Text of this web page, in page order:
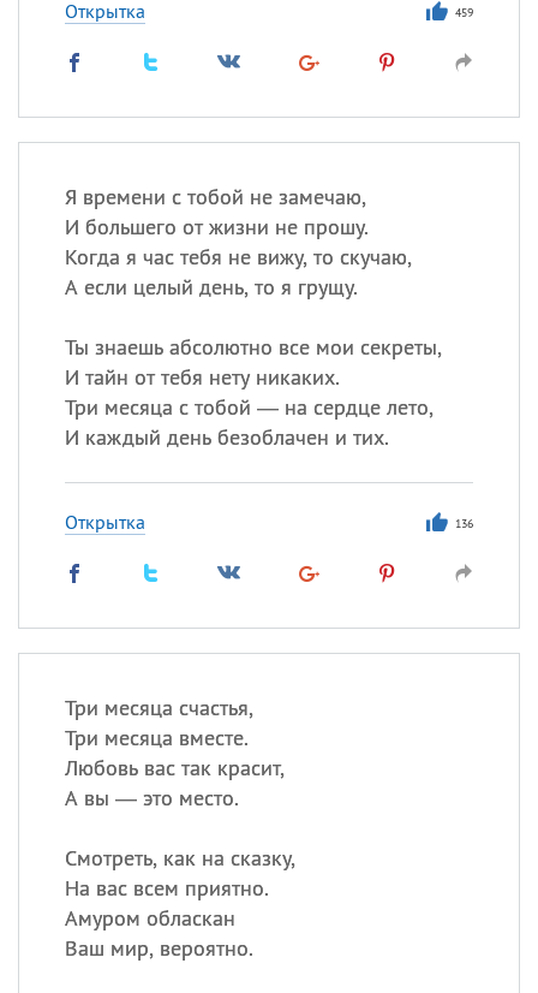
Открытка 459
Я времени с тобой не замечаю,
И большего от жизни не прошу.
Когда я час тебя не вижу, то скучаю,
А если целый день, то я грущу.
Ты знаешь абсолютно все мои секреты,
И тайн от тебя нету никаких.
Три месяца с тобой — на сердце лето,
И каждый день безоблачен и тих.
Открытка 136
Три месяца счастья,
Три месяца вместе.
Любовь вас так красит,
А вы — это место.
Смотреть, как на сказку,
На вас всем приятно.
Амуром обласкан
Ваш мир, вероятно.
Посмотреть значениеи
происхождение